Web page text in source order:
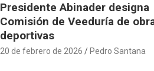
Ministros Kelvin Cruz e Ito
Bisonó inspeccionan avances
de obras para Juegos
Centroamericanos